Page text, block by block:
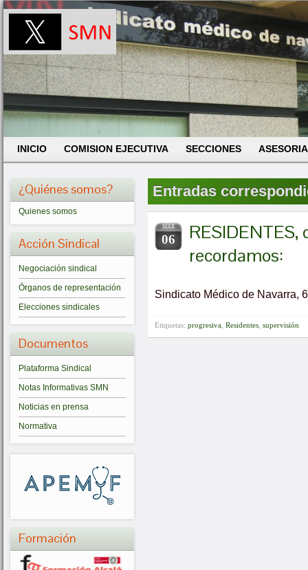
INICIO COMISION EJECUTIVA SECCIONES
¿Quiénes somos?
Quienes somos
Acción Sindical
Negociación sindical
Órganos de representación
Elecciones sindicales
Documentos
Plataforma Sindical
Notas Informativas SMN
Noticias en prensa
Normativa
Formación
Entradas
MAR
06
RESIDENTES,
recordamos:
Sindicato Médico de Navarra,
Etiquetas: progresiva Residentes supervisión